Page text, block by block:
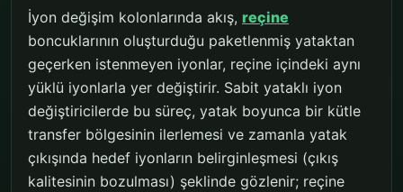
İyon değişim kolonlarında akış, reçine
boncuklarının oluşturduğu paketlenmiş yataktan
geçerken istenmeyen iyonlar, reçine içindeki aynı
yüklü iyonlarla yer değiştirir. Sabit yataklı iyon
değiştiricilerde bu süreç, yatak boyunca bir kütle
transfer bölgesinin ilerlemesi ve zamanla yatak
çıkışında hedef iyonların belirginleşmesi (çıkış
kalitesinin bozulması) şeklinde gözlenir; reçine